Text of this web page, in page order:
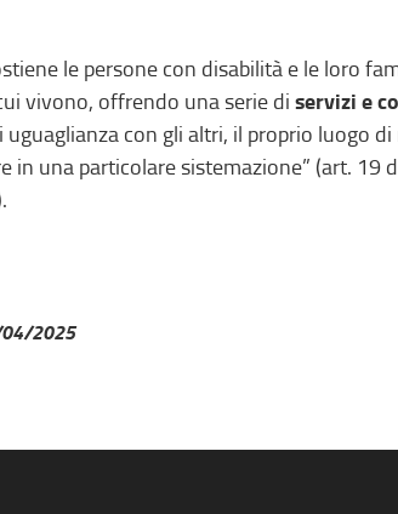
le persone con disabilità e le loro
vivono, offrendo una serie diservizi e
uguaglianza con gli altri, il proprio luogo
in una particolare sistemazione” (art. 19
2025